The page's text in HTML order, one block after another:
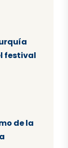
festival
de la